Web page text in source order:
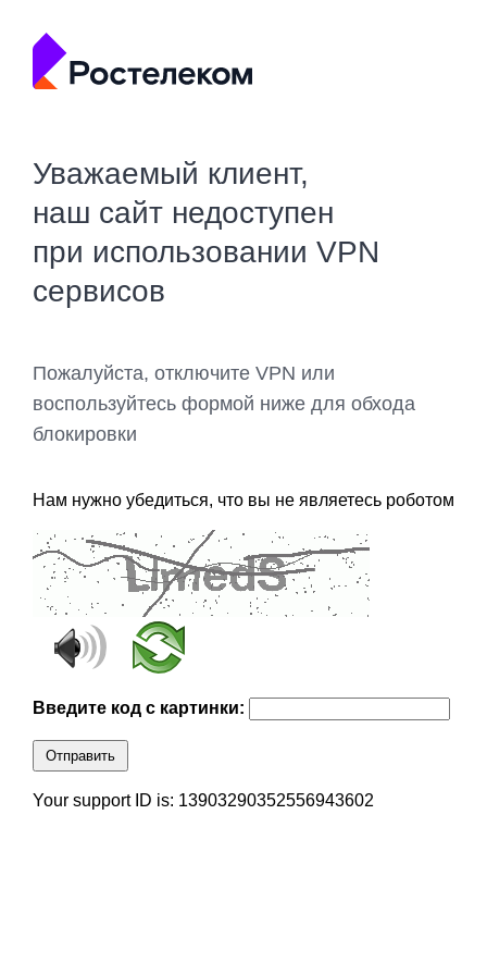
Уважаемый клиент,
наш сайт недоступен
при использовании VPN
сервисов
Пожалуйста, отключите VPN или
воспользуйтесь формой ниже для обхода
блокировки
Нам нужно убедиться, что вы не являетесь роботом
Введите код с картинки:
Отправить
Your support ID is: 13903290352556943602